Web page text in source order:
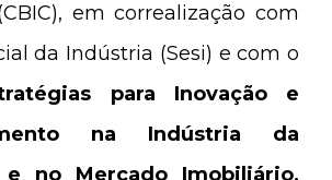
em correalização com
da Indústria (Sesi) e com o
para Inovação e
na Indústria da
e no Mercado Imobiliário,